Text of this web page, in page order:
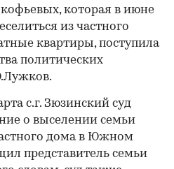
которая в июне
из частного
квартиры, поступила
политических
с.г. Зюзинский суд
о выселении семьи
дома в Южном
представитель семьи